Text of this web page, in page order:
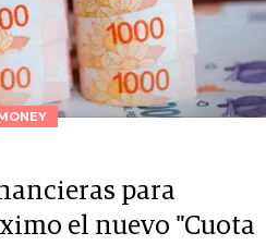
para
el nuevo "Cuota